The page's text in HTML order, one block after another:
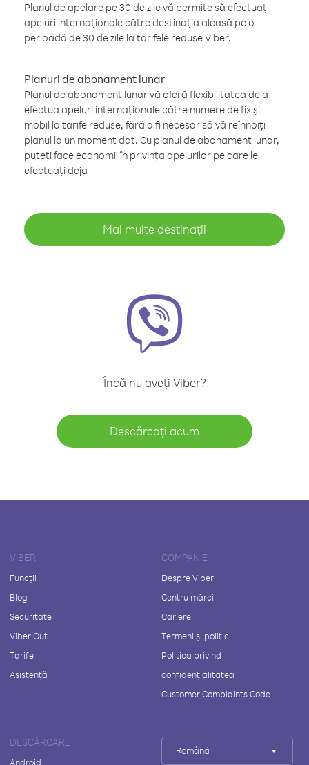
Planul de apelare pe 30 de zile vă permite să efectuați
apeluri internaționale către destinația aleasă pe o
perioadă de 30 de zile la tarifele reduse Viber.
Planuri de abonament lunar
Planul de abonament lunar vă oferă flexibilitatea de a
efectua apeluri internaționale către numere de fix și
mobil la tarife reduse, fără a fi necesar să vă reînnoiți
planul la un moment dat. Cu planul de abonament lunar,
puteți face economii în privința apelurilor pe care le
efectuați deja
Mai multe destinații
Încă nu aveți Viber?
Descărcați acum
VIBER
Funcții
Blog
Securitate
Viber Out
Tarife
Asistență
COMPANIE
Despre Viber
Centru mărci
Cariere
Termeni și politici
Politica privind
confidențialitatea
Customer Complaints Code
DESCĂRCARE
Android
Română